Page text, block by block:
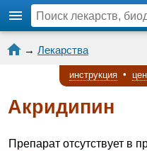
→ Лекарства
инструкция •
Акридипин
Препарат отсутствует в